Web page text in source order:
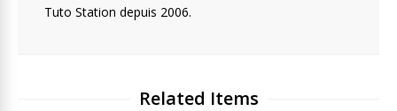
Tuto Station depuis 2006.
Related Items